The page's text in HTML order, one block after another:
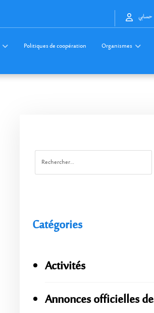
حسابي
Politiques de coopération Organismes
Catégories
Activités
Annonces officielles